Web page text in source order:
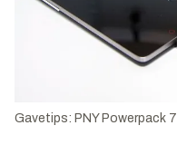
Gavetips: PNY Powerpack